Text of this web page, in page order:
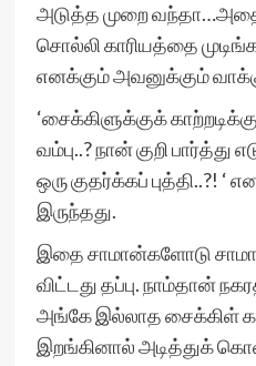
அடுத்த முறை
சொல்லி காரியத்தை
எனக்கும் அவனுக்கும்
‘சைக்கிளுக்குக்
வம்பு..? நான் குறி
ஒரு குதர்க்கப் புத்தி..?! ‘
இருந்தது.
இதை சாமான்களோடு
விட்டது தப்பு. நாம்தான்
அங்கே இல்லாத சைக்கிள்
இறங்கினால் அடித்துக்